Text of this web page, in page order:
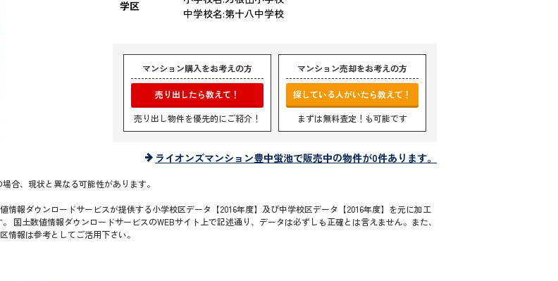
学区
中学校名:第十八中学校
マンション購入をお考えの方
売り出したら教えて！
売り出し物件を優先的にご紹介！
マンション売却をお考えの方
探している人がいたら教えて！
まずは無料査定！も可能です
ライオンズマンション豊中蛍池で販売中の物件が0件あります。
合、現状と異なる可能性があります。
報ダウンロードサービスが提供する小学校区データ【2016年度】及び中学校区データ【2016年度】を元に加工
国土数値情報ダウンロードサービスのWEBサイト上で記述通り、データは必ずしも正確とは言えません。また、
情報は参考としてご活用下さい。